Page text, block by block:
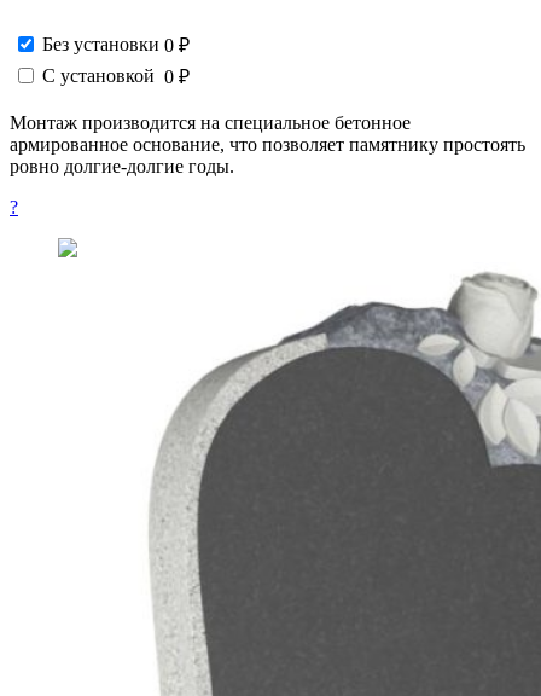
Без установки 0 ₽
С установкой 0 ₽
Монтаж производится на специальное бетонное
армированное основание, что позволяет памятнику простоять
ровно долгие-долгие годы.
?